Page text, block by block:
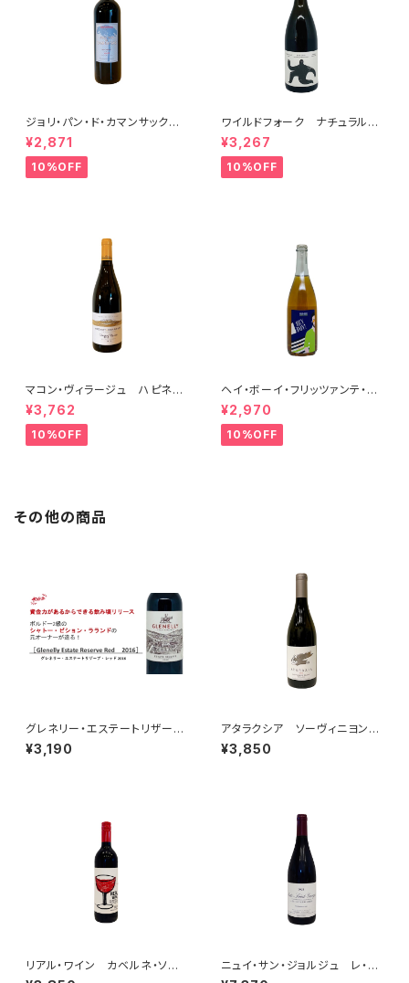
ジョリ・パン・ド・カマンサック 2
018
¥2,871
10%OFF
ワイルドフォーク ナチュラル
シャルドネ 2023
¥3,267
10%OFF
マコン・ヴィラージュ ハピネ
ス 2023 ブレノ・ベランジェ
¥3,762
10%OFF
ヘイ・ボーイ・フリッツァンテ・ビ
アンコ 2022 オールド・ボー
イ
¥2,970
10%OFF
その他の商品
グレネリー・エステートリザー
¥3,190
アタラクシア ソーヴィニヨン・
ブラン 2025
¥3,850
リアル・ワイン カベルネ・ソー
ヴィニヨン 2021
ニュイ・サン・ジョルジュ レ・ゾ
ー・プリュリエ 2021 フレデリ